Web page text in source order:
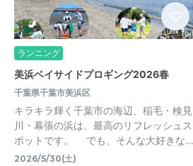
ランニング
美浜ベイサイドプロギング2026春
千葉県千葉市美浜区
キラキラ輝く千葉市の海辺、稲毛・検見
川・幕張の浜は、最高のリフレッシュス
ポットです。 でも、そんな大好きな…
2026/5/30(土)